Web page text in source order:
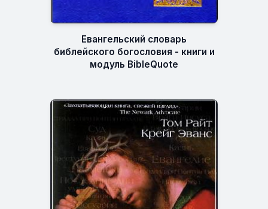
Евангельский словарь
библейского богословия - книги и
модуль BibleQuote